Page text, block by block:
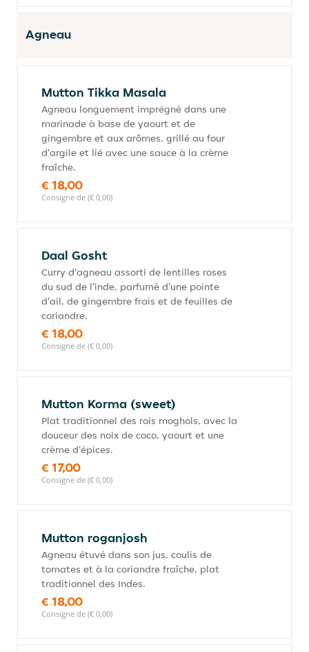
Agneau
Mutton Tikka Masala
Agneau longuement imprégné dans une
marinade à base de yaourt et de
gingembre et aux arômes, grillé au four
d'argile et lié avec une sauce à la crème
fraîche.
€ 18,00
Consigne de (€ 0,00)
Daal Gosht
Curry d'agneau assorti de lentilles roses
du sud de l'inde, parfumé d'une pointe
d'ail, de gingembre frais et de feuilles de
coriandre.
€ 18,00
Consigne de (€ 0,00)
Mutton Korma (sweet)
Plat traditionnel des rois moghols, avec la
douceur des noix de coco, yaourt et une
crème d'épices.
€ 17,00
Consigne de (€ 0,00)
Mutton roganjosh
Agneau étuvé dans son jus, coulis de
tomates et à la coriandre fraîche, plat
traditionnel des Indes.
€ 18,00
Consigne de (€ 0,00)